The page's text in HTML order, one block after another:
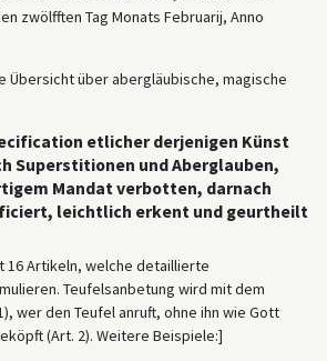
zwölfften Tag Monats Februarij, Anno
Übersicht über abergläubische, magische
etlicher derjenigen Künst
Superstitionen und Aberglauben,
Mandat verbotten, darnach
leichtlich erkent und geurtheilt
16 Artikeln, welche detaillierte
Teufelsanbetung wird mit dem
wer den Teufel anruft, ohne ihn wie Gott
(Art. 2). Weitere Beispiele:]